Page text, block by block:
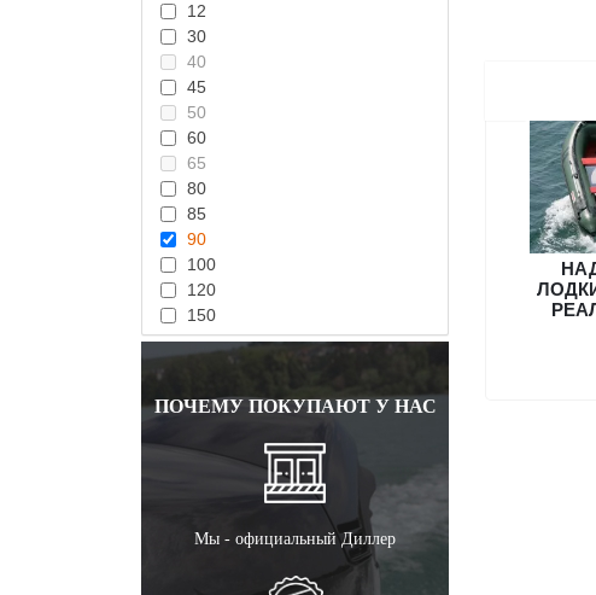
12
30
40
45
50
60
65
80
85
90
100
120
150
ПОЧЕМУ ПОКУПАЮТ У НАС
Мы - официальный Диллер